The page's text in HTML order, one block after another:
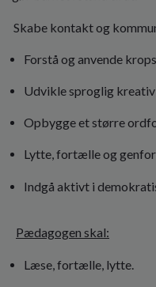
Skabe kontakt og
Forstå og anvende
Udvikle sproglig
Opbygge et større
Lytte, fortælle og
Indgå aktivt i
Pædagogen skal:
Læse, fortælle, lytte.